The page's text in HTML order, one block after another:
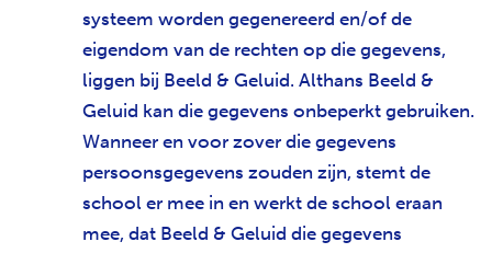
systeem worden gegenereerd en/of de
eigendom van de rechten op die gegevens,
liggen bij Beeld & Geluid. Althans Beeld &
Geluid kan die gegevens onbeperkt gebruiken.
Wanneer en voor zover die gegevens
persoonsgegevens zouden zijn, stemt de
school er mee in en werkt de school eraan
mee, dat Beeld & Geluid die gegevens